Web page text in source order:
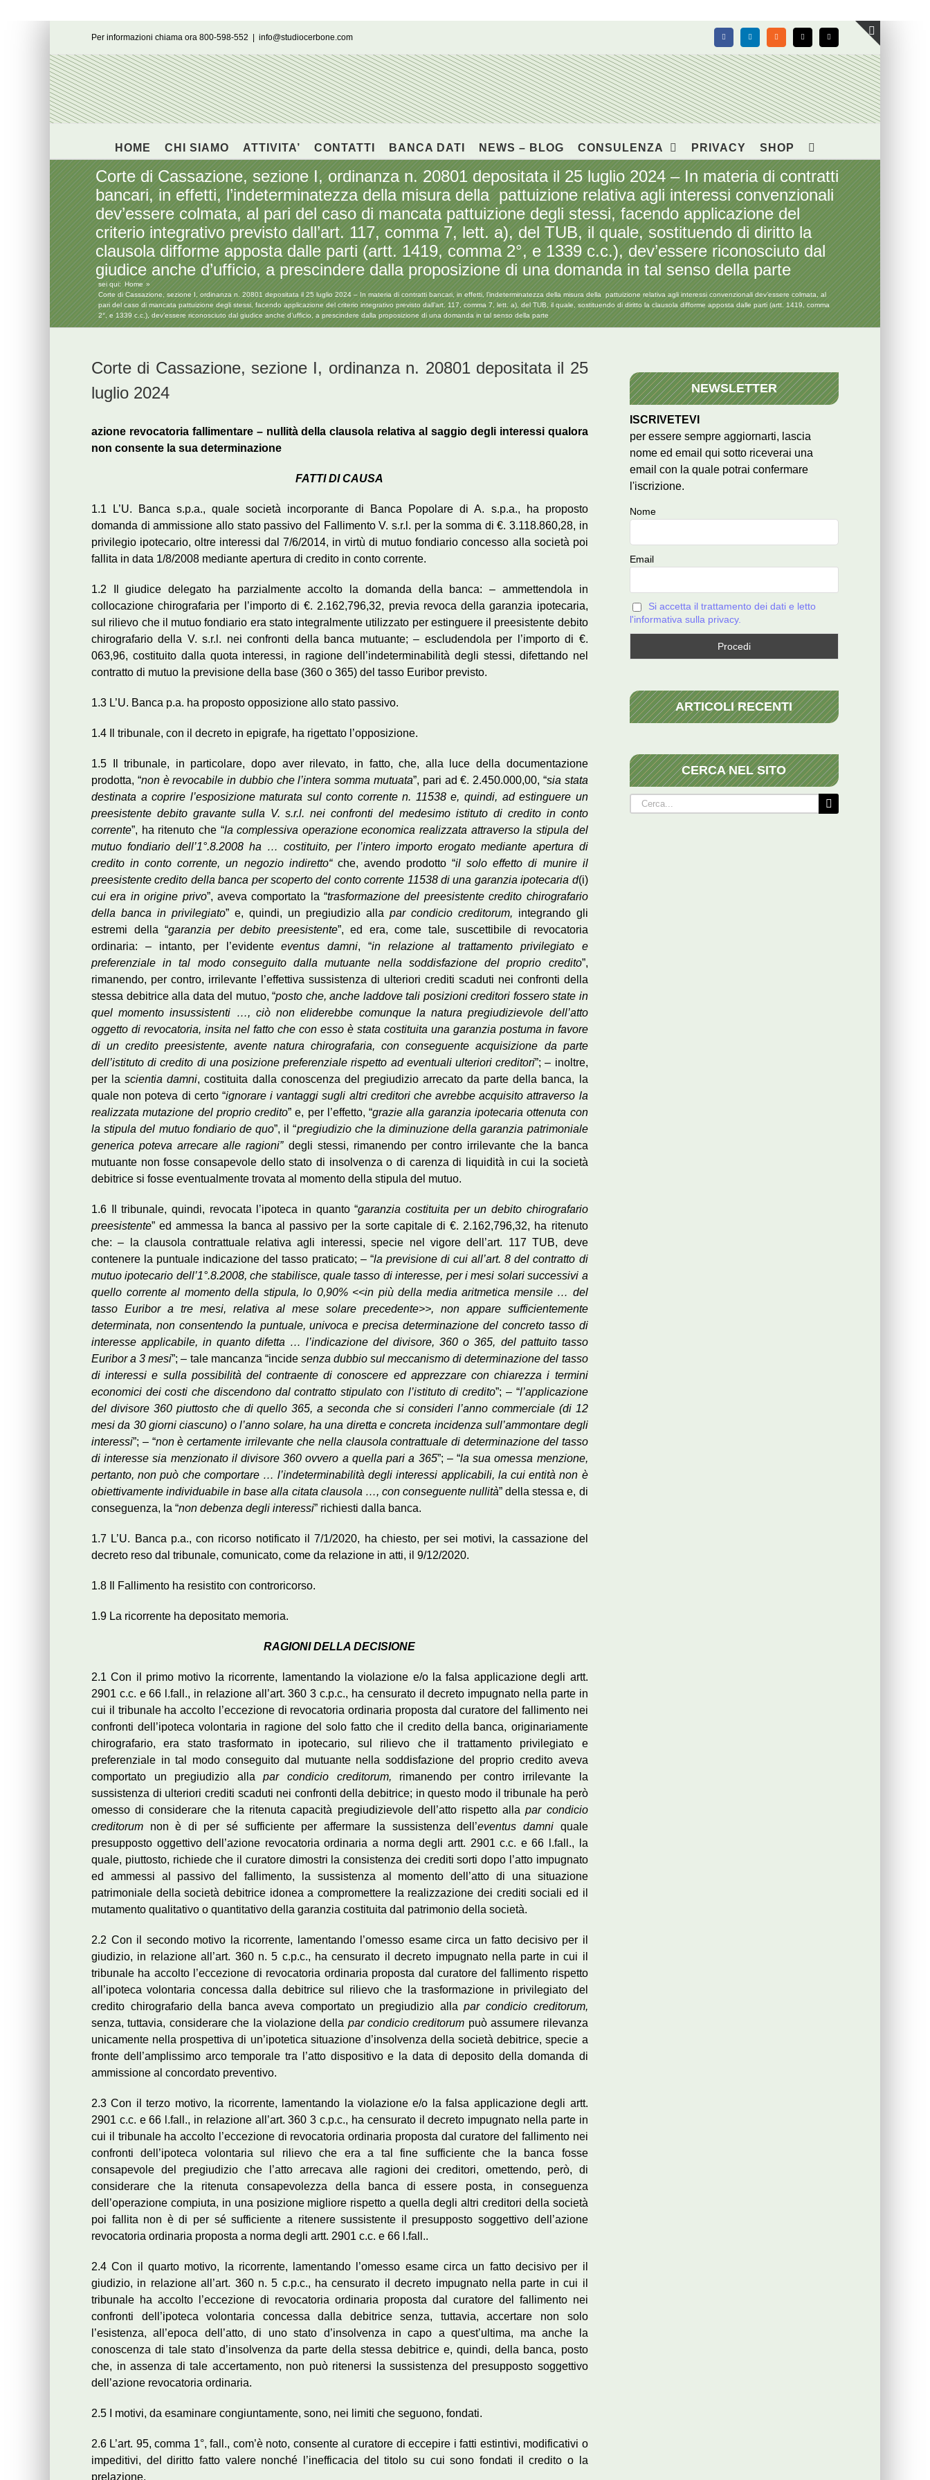
Per informazioni chiama ora 800-598-552 info@studiocerbone.com FacebookLinkedIn Rss X Email
HOME CHI SIAMO ATTIVITA’ CONTATTI BANCA DATI NEWS – BLOG CONSULENZA PRIVACY SHOP
Corte di Cassazione, sezione I, ordinanza n. 20801 depositata il 25 luglio 2024 – In materia di contratti
bancari, in effetti, l’indeterminatezza della misura della pattuizione relativa agli interessi convenzionali
dev’essere colmata, al pari del caso di mancata pattuizione degli stessi, facendo applicazione del
criterio integrativo previsto dall’art. 117, comma 7, lett. a), del TUB, il quale, sostituendo di diritto la
clausola difforme apposta dalle parti (artt. 1419, comma 2°, e 1339 c.c.), dev’essere riconosciuto dal
giudice anche d’ufficio, a prescindere dalla proposizione di una domanda in tal senso della parte
sei qui: Home
Corte di Cassazione, sezione I, ordinanza n. 20801 depositata il 25 luglio 2024 – In materia di contratti bancari, in effetti, l’indeterminatezza della misura della pattuizione relativa agli interessi convenzionali dev’essere colmata, al
pari del caso di mancata pattuizione degli stessi, facendo applicazione del criterio integrativo previsto dall’art. 117, comma 7, lett. a), del TUB, il quale, sostituendo di diritto la clausola difforme apposta dalle parti (artt. 1419, comma
2°, e 1339 c.c.), dev’essere riconosciuto dal giudice anche d’ufficio, a prescindere dalla proposizione di una domanda in tal senso della parte
Corte di Cassazione, sezione I, ordinanza n. 20801 depositata il 25
luglio 2024
azione revocatoria fallimentare – nullità della clausola relativa al saggio degli interessi qualora
non consente la sua determinazione
FATTI DI CAUSA
1.1 L’U. Banca s.p.a., quale società incorporante di Banca Popolare di A. s.p.a., ha proposto
domanda di ammissione allo stato passivo del Fallimento V. s.r.l. per la somma di €. 3.118.860,28, in
privilegio ipotecario, oltre interessi dal 7/6/2014, in virtù di mutuo fondiario concesso alla società poi
fallita in data 1/8/2008 mediante apertura di credito in conto corrente.
1.2 Il giudice delegato ha parzialmente accolto la domanda della banca: – ammettendola in
collocazione chirografaria per l’importo di €. 2.162,796,32, previa revoca della garanzia ipotecaria,
sul rilievo che il mutuo fondiario era stato integralmente utilizzato per estinguere il preesistente debito
chirografario della V. s.r.l. nei confronti della banca mutuante; – escludendola per l’importo di €.
063,96, costituito dalla quota interessi, in ragione dell’indeterminabilità degli stessi, difettando nel
contratto di mutuo la previsione della base (360 o 365) del tasso Euribor previsto.
1.3 L’U. Banca p.a. ha proposto opposizione allo stato passivo.
1.4 Il tribunale, con il decreto in epigrafe, ha rigettato l’opposizione.
1.5 Il tribunale, in particolare, dopo aver rilevato, in fatto, che, alla luce della documentazione
prodotta, “non è revocabile in dubbio che l’intera somma mutuata”, pari ad €. 2.450.000,00, “sia stata
destinata a coprire l’esposizione maturata sul conto corrente n. 11538 e, quindi, ad estinguere un
preesistente debito gravante sulla V. s.r.l. nei confronti del medesimo istituto di credito in conto
corrente”, ha ritenuto che “la complessiva operazione economica realizzata attraverso la stipula del
mutuo fondiario dell’1°.8.2008 ha … costituito, per l’intero importo erogato mediante apertura di
credito in conto corrente, un negozio indiretto“ che, avendo prodotto “il solo effetto di munire il
preesistente credito della banca per scoperto del conto corrente 11538 di una garanzia ipotecaria d(i)
cui era in origine privo”, aveva comportato la “trasformazione del preesistente credito chirografario
della banca in privilegiato” e, quindi, un pregiudizio alla par condicio creditorum, integrando gli
estremi della “garanzia per debito preesistente”, ed era, come tale, suscettibile di revocatoria
ordinaria: – intanto, per l’evidenteeventus damni, “in relazione al trattamento privilegiato e
preferenziale in tal modo conseguito dalla mutuante nella soddisfazione del proprio credito”,
rimanendo, per contro, irrilevante l’effettiva sussistenza di ulteriori crediti scaduti nei confronti della
stessa debitrice alla data del mutuo, “posto che, anche laddove tali posizioni creditori fossero state in
quel momento insussistenti …, ciò non eliderebbe comunque la natura pregiudizievole dell’atto
oggetto di revocatoria, insita nel fatto che con esso è stata costituita una garanzia postuma in favore
di un credito preesistente, avente natura chirografaria, con conseguente acquisizione da parte
dell’istituto di credito di una posizione preferenziale rispetto ad eventuali ulteriori creditori”; – inoltre,
per lascientia damni, costituita dalla conoscenza del pregiudizio arrecato da parte della banca, la
quale non poteva di certo “ignorare i vantaggi sugli altri creditori che avrebbe acquisito attraverso la
realizzata mutazione del proprio credito” e, per l’effetto, “grazie alla garanzia ipotecaria ottenuta con
la stipula del mutuo fondiario de quo”, il “pregiudizio che la diminuzione della garanzia patrimoniale
generica poteva arrecare alle ragioni” degli stessi, rimanendo per contro irrilevante che la banca
mutuante non fosse consapevole dello stato di insolvenza o di carenza di liquidità in cui la società
debitrice si fosse eventualmente trovata al momento della stipula del mutuo.
1.6 Il tribunale, quindi, revocata l’ipoteca in quanto “garanzia costituita per un debito chirografario
preesistente” ed ammessa la banca al passivo per la sorte capitale di €. 2.162,796,32, ha ritenuto
che: – la clausola contrattuale relativa agli interessi, specie nel vigore dell’art. 117 TUB, deve
contenere la puntuale indicazione del tasso praticato; – “la previsione di cui all’art. 8 del contratto di
mutuo ipotecario dell’1°.8.2008, che stabilisce, quale tasso di interesse, per i mesi solari successivi a
quello corrente al momento della stipula, lo 0,90% <<in più della media aritmetica mensile … del
tasso Euribor a tre mesi, relativa al mese solare precedente>>, non appare sufficientemente
determinata, non consentendo la puntuale, univoca e precisa determinazione del concreto tasso di
interesse applicabile, in quanto difetta … l’indicazione del divisore, 360 o 365, del pattuito tasso
Euribor a 3 mesi”; – tale mancanza “incide senza dubbio sul meccanismo di determinazione del tasso
di interessi e sulla possibilità del contraente di conoscere ed apprezzare con chiarezza i termini
economici dei costi che discendono dal contratto stipulato con l’istituto di credito”; – “l’applicazione
del divisore 360 piuttosto che di quello 365, a seconda che si consideri l’anno commerciale (di 12
mesi da 30 giorni ciascuno) o l’anno solare, ha una diretta e concreta incidenza sull’ammontare degli
interessi”; – “non è certamente irrilevante che nella clausola contrattuale di determinazione del tasso
di interesse sia menzionato il divisore 360 ovvero a quella pari a 365”; – “la sua omessa menzione,
pertanto, non può che comportare … l’indeterminabilità degli interessi applicabili, la cui entità non è
obiettivamente individuabile in base alla citata clausola …, con conseguente nullità” della stessa e, di
conseguenza, la “non debenza degli interessi” richiesti dalla banca.
1.7 L’U. Banca p.a., con ricorso notificato il 7/1/2020, ha chiesto, per sei motivi, la cassazione del
decreto reso dal tribunale, comunicato, come da relazione in atti, il 9/12/2020.
1.8 Il Fallimento ha resistito con controricorso.
1.9 La ricorrente ha depositato memoria.
RAGIONI DELLA DECISIONE
2.1 Con il primo motivo la ricorrente, lamentando la violazione e/o la falsa applicazione degli artt.
2901 c.c. e 66 l.fall., in relazione all’art. 360 3 c.p.c., ha censurato il decreto impugnato nella parte in
cui il tribunale ha accolto l’eccezione di revocatoria ordinaria proposta dal curatore del fallimento nei
confronti dell’ipoteca volontaria in ragione del solo fatto che il credito della banca, originariamente
chirografario, era stato trasformato in ipotecario, sul rilievo che il trattamento privilegiato e
preferenziale in tal modo conseguito dal mutuante nella soddisfazione del proprio credito aveva
comportato un pregiudizio allapar condicio creditorum, rimanendo per contro irrilevante la
sussistenza di ulteriori crediti scaduti nei confronti della debitrice; in questo modo il tribunale ha però
omesso di considerare che la ritenuta capacità pregiudizievole dell’atto rispetto allapar condicio
creditorum non è di per sé sufficiente per affermare la sussistenza dell’eventus damni quale
presupposto oggettivo dell’azione revocatoria ordinaria a norma degli artt. 2901 c.c. e 66 l.fall., la
quale, piuttosto, richiede che il curatore dimostri la consistenza dei crediti sorti dopo l’atto impugnato
ed ammessi al passivo del fallimento, la sussistenza al momento dell’atto di una situazione
patrimoniale della società debitrice idonea a compromettere la realizzazione dei crediti sociali ed il
mutamento qualitativo o quantitativo della garanzia costituita dal patrimonio della società.
2.2 Con il secondo motivo la ricorrente, lamentando l’omesso esame circa un fatto decisivo per il
giudizio, in relazione all’art. 360 n. 5 c.p.c., ha censurato il decreto impugnato nella parte in cui il
tribunale ha accolto l’eccezione di revocatoria ordinaria proposta dal curatore del fallimento rispetto
all’ipoteca volontaria concessa dalla debitrice sul rilievo che la trasformazione in privilegiato del
credito chirografario della banca aveva comportato un pregiudizio allapar condicio creditorum,
senza, tuttavia, considerare che la violazione della par condicio creditorum può assumere rilevanza
unicamente nella prospettiva di un’ipotetica situazione d’insolvenza della società debitrice, specie a
fronte dell’amplissimo arco temporale tra l’atto dispositivo e la data di deposito della domanda di
ammissione al concordato preventivo.
2.3 Con il terzo motivo, la ricorrente, lamentando la violazione e/o la falsa applicazione degli artt.
2901 c.c. e 66 l.fall., in relazione all’art. 360 3 c.p.c., ha censurato il decreto impugnato nella parte in
cui il tribunale ha accolto l’eccezione di revocatoria ordinaria proposta dal curatore del fallimento nei
confronti dell’ipoteca volontaria sul rilievo che era a tal fine sufficiente che la banca fosse
consapevole del pregiudizio che l’atto arrecava alle ragioni dei creditori, omettendo, però, di
considerare che la ritenuta consapevolezza della banca di essere posta, in conseguenza
dell’operazione compiuta, in una posizione migliore rispetto a quella degli altri creditori della società
poi fallita non è di per sé sufficiente a ritenere sussistente il presupposto soggettivo dell’azione
revocatoria ordinaria proposta a norma degli artt. 2901 c.c. e 66 l.fall..
2.4 Con il quarto motivo, la ricorrente, lamentando l’omesso esame circa un fatto decisivo per il
giudizio, in relazione all’art. 360 n. 5 c.p.c., ha censurato il decreto impugnato nella parte in cui il
tribunale ha accolto l’eccezione di revocatoria ordinaria proposta dal curatore del fallimento nei
confronti dell’ipoteca volontaria concessa dalla debitrice senza, tuttavia, accertare non solo
l’esistenza, all’epoca dell’atto, di uno stato d’insolvenza in capo a quest’ultima, ma anche la
conoscenza di tale stato d’insolvenza da parte della stessa debitrice e, quindi, della banca, posto
che, in assenza di tale accertamento, non può ritenersi la sussistenza del presupposto soggettivo
dell’azione revocatoria ordinaria.
2.5 I motivi, da esaminare congiuntamente, sono, nei limiti che seguono, fondati.
2.6 L’art. 95, comma 1°, fall., com’è noto, consente al curatore di eccepire i fatti estintivi, modificativi o
impeditivi, del diritto fatto valere nonché l’inefficacia del titolo su cui sono fondati il credito o la
prelazione.
NEWSLETTER
ISCRIVETEVI
per essere sempre aggiornarti, lascia
nome ed email qui sotto riceverai una
email con la quale potrai confermare
l'iscrizione.
Nome
Email
Si accetta il trattamento dei dati e letto
l'informativa sulla privacy.
ARTICOLI RECENTI
CERCA NEL SITO
Cerca
per:
Toggle
area
barra
scorrevole